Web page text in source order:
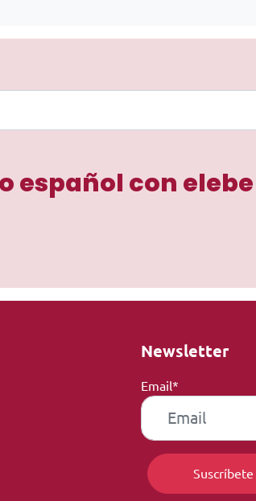
español con elebe
Newsletter
Email*